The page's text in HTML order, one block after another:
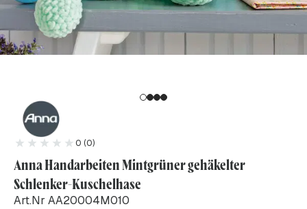
0 (0)
Anna Handarbeiten Mintgrüner gehäkelter
Schlenker-Kuschelhase
Art.Nr AA20004M010